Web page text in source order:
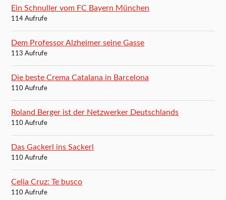
Ein Schnuller vom FC Bayern München
114 Aufrufe
Dem Professor Alzheimer seine Gasse
113 Aufrufe
Die beste Crema Catalana in Barcelona
110 Aufrufe
Roland Berger ist der Netzwerker Deutschlands
110 Aufrufe
Das Gackerl ins Sackerl
110 Aufrufe
Celia Cruz: Te busco
110 Aufrufe